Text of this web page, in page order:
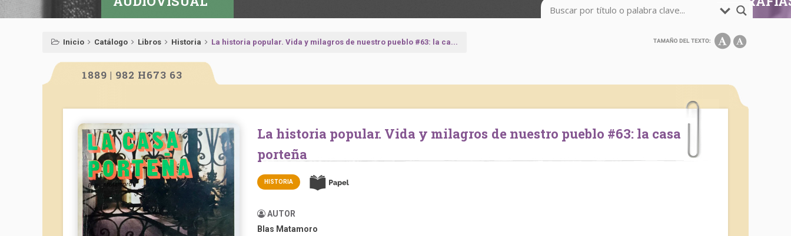
Inicio Catálogo Libros Historia La historia popular. Vida y milagros de nuestro pueblo #63: la ca...
1889 | 982 H673 63
La historia popular. Vida y milagros de nuestro pueblo #63: la casa
porteña
HISTORIA
AUTOR
Blas Matamoro